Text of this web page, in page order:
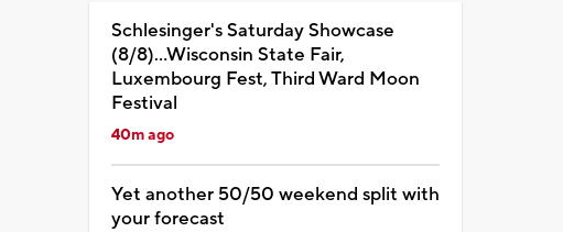
Schlesinger's Saturday Showcase
(8/8)...Wisconsin State Fair,
Luxembourg Fest, Third Ward Moon
Festival
40m ago
Yet another 50/50 weekend split with
your forecast